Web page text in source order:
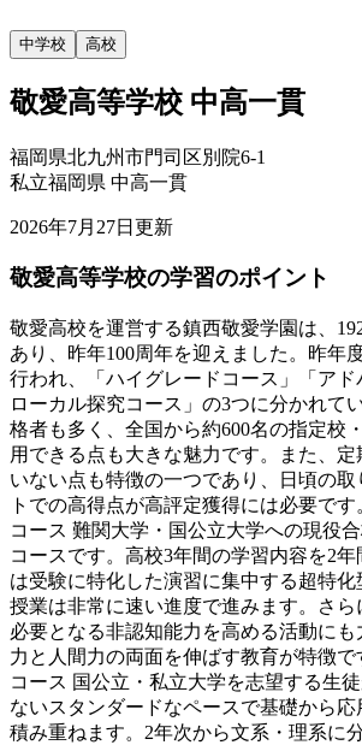
中学校 高校
敬愛高等学校 中高一貫
福岡県北九州市門司区別院6-1
私立福岡県 中高一貫
2026年7月27日 更新
敬愛高等学校の学習のポイント
敬愛高校を運営する鎮西敬愛学園は、
あり、昨年100周年を迎えました。昨年
行われ、「ハイグレードコース」「ア
ローカル探究コース」の3つに分かれて
格者も多く、全国から約600名の指定校
用できる点も大きな魅力です。また、
いない点も特徴の一つであり、日頃の取
トでの高得点が高評定獲得には必要で
コース 難関大学・国公立大学への現役
コースです。高校3年間の学習内容を2
は受験に特化した演習に集中する超特化
授業は非常に速い進度で進みます。さら
必要となる非認知能力を高める活動に
力と人間力の両面を伸ばす教育が特徴で
コース 国公立・私立大学を志望する生
ないスタンダードなペースで基礎から
積み重ねます。2年次から文系・理系に